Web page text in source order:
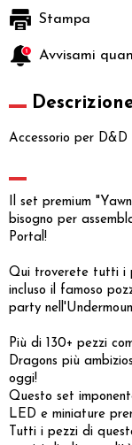
Stampa
Avvisami
Accessorio per D&D
Il set premium
bisogno per
Portal!
Qui troverete tutti i
incluso il famoso
party
Più di 130+ pezzi
Dragons più
oggi!
Questo set
LED e miniature
Tutti i pezzi di